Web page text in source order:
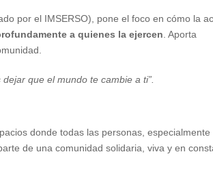
por el IMSERSO), pone el foco en cómo la
a quienes la ejercen. Aporta
que el mundo te cambie a ti”.
donde todas las personas, especialmente
de una comunidad solidaria, viva y en